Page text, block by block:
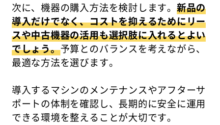
次に、機器の購入方法を検討します。 新品の
導入だけでなく、コストを抑えるためにリー
スや中古機器の活用も選択肢に入れるとよい
でしょう。予算とのバランスを考えながら、
最適な方法を選びます。
導入するマシンのメンテナンスやアフターサ
ポートの体制を確認し、長期的に安全に運用
できる環境を整えることが大切です。